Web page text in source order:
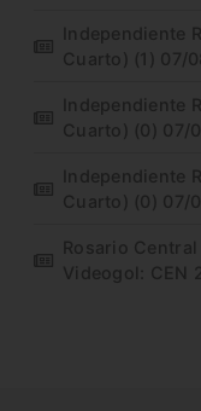
Independiente
Cuarto) (1) 07/
Independiente
Cuarto) (0) 07/
Independiente
Cuarto) (0) 07/
Rosario
Videogol: CEN